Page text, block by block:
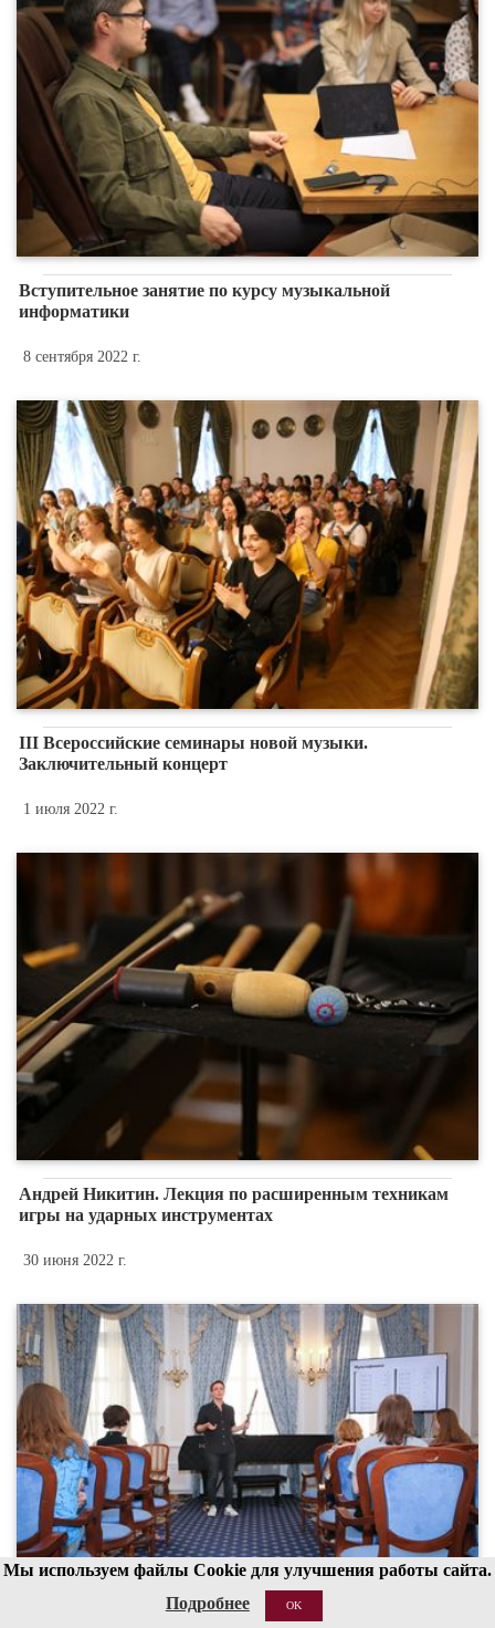
Вступительное занятие по курсу музыкальной
информатики
8 сентября 2022 г.
III Всероссийские семинары новой музыки.
Заключительный концерт
1 июля 2022 г.
Андрей Никитин. Лекция по расширенным техникам
игры на ударных инструментах
30 июня 2022 г.
Мы используем файлы Cookie для улучшения работы сайта.
Подробнее
OK